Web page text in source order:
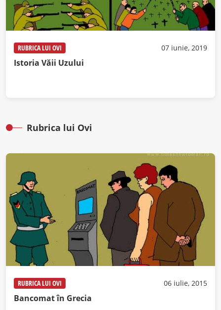
RUBRICA LUI OVI 07 iunie, 2019
Istoria Văii Uzului
Rubrica lui Ovi
RUBRICA LUI OVI 06 iulie, 2015
Bancomat în Grecia